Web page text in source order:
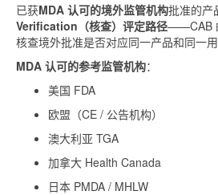
已获MDA 认可的境外监管机构批准的产
Verification（核查）评定路径——CAB
核查境外批准是否对应同一产品和同一用
MDA 认可的参考监管机构：
美国 FDA
欧盟（CE / 公告机构）
澳大利亚 TGA
加拿大 Health Canada
日本 PMDA / MHLW